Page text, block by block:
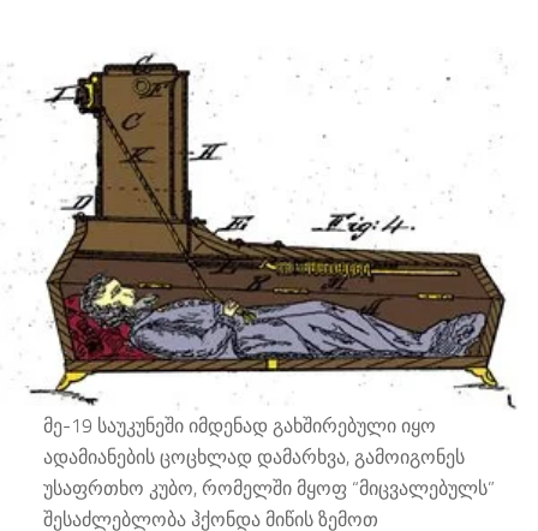
მე-19 საუკუნეში იმდენად გახშირებული იყო
ადამიანების ცოცხლად დამარხვა, გამოიგონეს
უსაფრთხო კუბო, რომელში მყოფ “მიცვალებულს”
შესაძლებლობა ჰქონდა მიწის ზემოთ